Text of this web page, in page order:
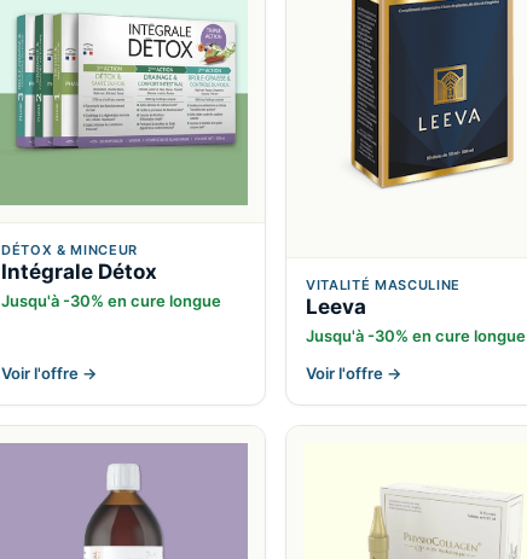
DÉTOX & MINCEUR
Intégrale Détox
Jusqu'à -30% en cure longue
Voir l'offre →
VITALITÉ MASCULINE
Leeva
Jusqu'à -30% en cure longue
Voir l'offre →